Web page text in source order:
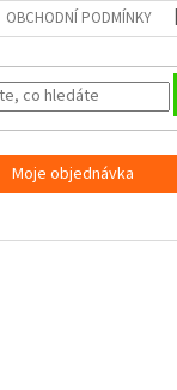
OBCHODNÍ PODMÍNKY
Moje objednávka